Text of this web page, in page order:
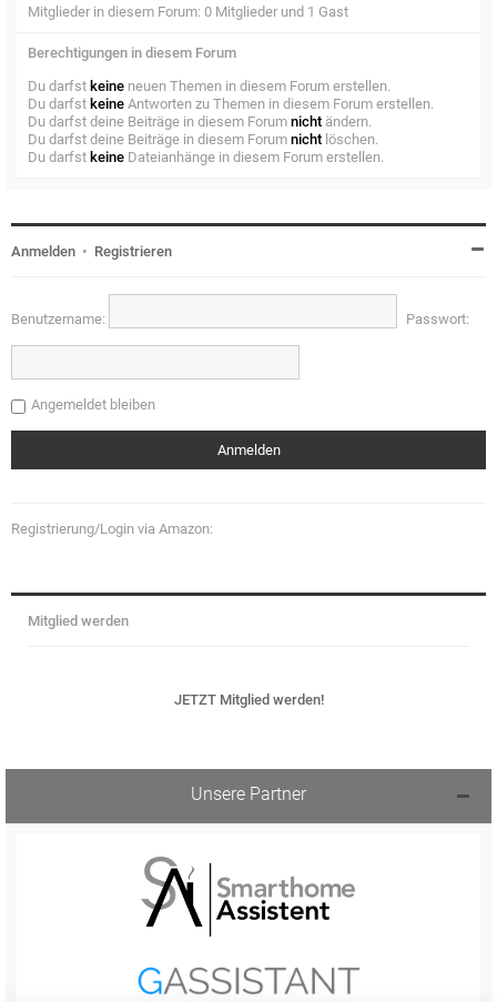
Mitglieder in diesem Forum: 0 Mitglieder und 1 Gast
Berechtigungen in diesem Forum
Du darfst keine neuen Themen in diesem Forum erstellen.
Du darfst keine Antworten zu Themen in diesem Forum erstellen.
Du darfst deine Beiträge in diesem Forum nicht ändern.
Du darfst deine Beiträge in diesem Forum nicht löschen.
Du darfst keine Dateianhänge in diesem Forum erstellen.
Anmelden • Registrieren
Benutzername: Passwort:
Angemeldet bleiben
Registrierung/Login via Amazon:
Mitglied werden
JETZT Mitglied werden!
Unsere Partner